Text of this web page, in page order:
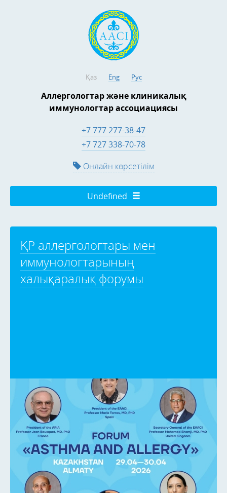
Қаз Eng Рус
Аллергологтар және клиникалық
иммунологтар ассоциациясы
+7 777 277-38-47
+7 727 338-70-78
Онлайн көрсетілім
Undefined
ҚР аллергологтары мен
иммунологтарының
халықаралық форумы